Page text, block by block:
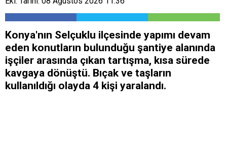
Konya'nın Selçuklu ilçesinde yapımı devam
eden konutların bulunduğu şantiye alanında
işçiler arasında çıkan tartışma, kısa sürede
kavgaya dönüştü. Bıçak ve taşların
kullanıldığı olayda 4 kişi yaralandı.